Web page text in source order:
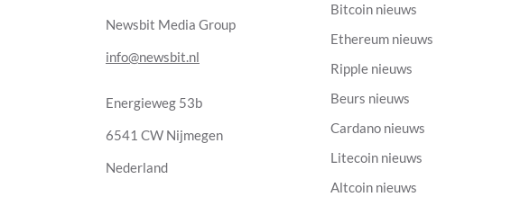
Newsbit Media Group
info@newsbit.nl
Energieweg 53b
6541 CW Nijmegen
Nederland
Bitcoin nieuws
Ethereum nieuws
Ripple nieuws
Beurs nieuws
Cardano nieuws
Litecoin nieuws
Altcoin nieuws